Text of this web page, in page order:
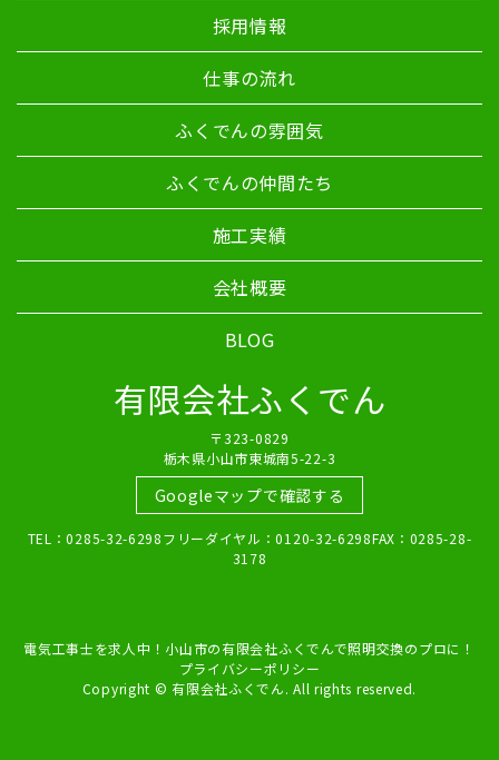
採用情報
仕事の流れ
ふくでんの雰囲気
ふくでんの仲間たち
施工実績
会社概要
BLOG
有限会社ふくでん
〒323-0829
栃木県小山市東城南5-22-3
Googleマップで確認する
TEL：0285-32-6298フリーダイヤル：0120-32-6298FAX：0285-28-
3178
電気工事士を求人中！小山市の有限会社ふくでんで照明交換のプロに！
プライバシーポリシー
Copyright © 有限会社ふくでん. All rights reserved.